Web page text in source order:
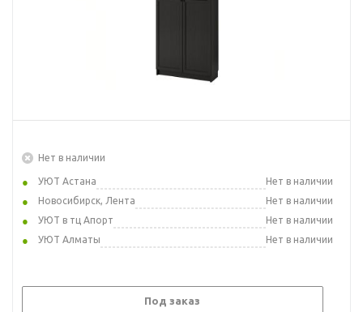
Нет в наличии
УЮТ Астана
Нет в наличии
Новосибирск, Лента
Нет в наличии
УЮТ в тц Апорт
Нет в наличии
УЮТ Алматы
Нет в наличии
Под заказ